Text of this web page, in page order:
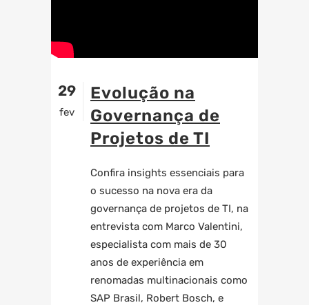
29
fev
Evolução na
Governança de
Projetos de TI
Confira insights essenciais para
o sucesso na nova era da
governança de projetos de TI, na
entrevista com Marco Valentini,
especialista com mais de 30
anos de experiência em
renomadas multinacionais como
SAP Brasil, Robert Bosch, e